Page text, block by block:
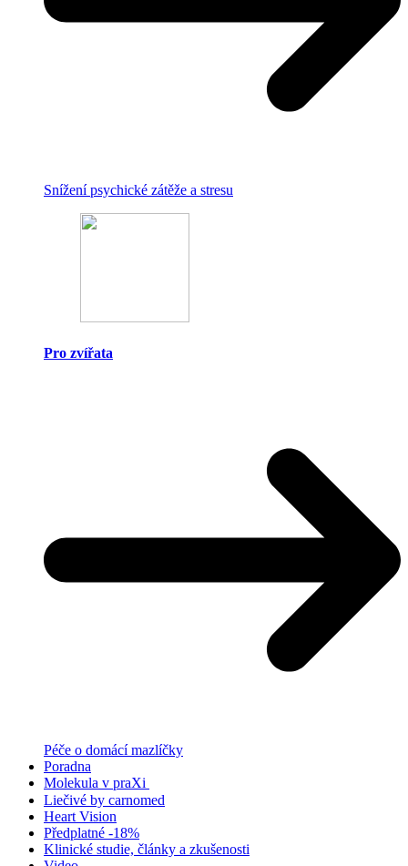
Snížení psychické zátěže a stresu
Pro zvířata
Péče o domácí mazlíčky
Poradna
Molekula v praXi
Liečivé by carnomed
Heart Vision
Předplatné -18%
Klinické studie, články a zkušenosti